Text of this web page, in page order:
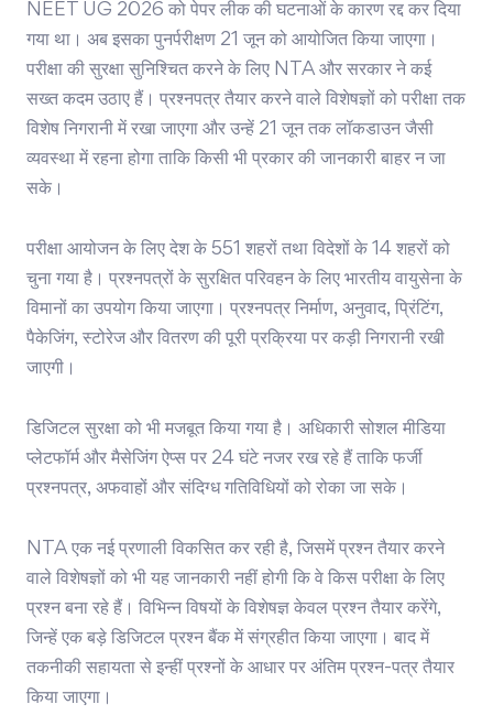
NEET UG 2026 को पेपर लीक की घटनाओं के कारण रद्द कर दिया
गया था। अब इसका पुनर्परीक्षण 21 जून को आयोजित किया जाएगा।
परीक्षा की सुरक्षा सुनिश्चित करने के लिए NTA और सरकार ने कई
सख्त कदम उठाए हैं। प्रश्नपत्र तैयार करने वाले विशेषज्ञों को परीक्षा तक
विशेष निगरानी में रखा जाएगा और उन्हें 21 जून तक लॉकडाउन जैसी
व्यवस्था में रहना होगा ताकि किसी भी प्रकार की जानकारी बाहर न जा
सके।
परीक्षा आयोजन के लिए देश के 551 शहरों तथा विदेशों के 14 शहरों को
चुना गया है। प्रश्नपत्रों के सुरक्षित परिवहन के लिए भारतीय वायुसेना के
विमानों का उपयोग किया जाएगा। प्रश्नपत्र निर्माण, अनुवाद, प्रिंटिंग,
पैकेजिंग, स्टोरेज और वितरण की पूरी प्रक्रिया पर कड़ी निगरानी रखी
जाएगी।
डिजिटल सुरक्षा को भी मजबूत किया गया है। अधिकारी सोशल मीडिया
प्लेटफॉर्म और मैसेजिंग ऐप्स पर 24 घंटे नजर रख रहे हैं ताकि फर्जी
प्रश्नपत्र, अफवाहों और संदिग्ध गतिविधियों को रोका जा सके।
NTA एक नई प्रणाली विकसित कर रही है, जिसमें प्रश्न तैयार करने
वाले विशेषज्ञों को भी यह जानकारी नहीं होगी कि वे किस परीक्षा के लिए
प्रश्न बना रहे हैं। विभिन्न विषयों के विशेषज्ञ केवल प्रश्न तैयार करेंगे,
जिन्हें एक बड़े डिजिटल प्रश्न बैंक में संग्रहीत किया जाएगा। बाद में
तकनीकी सहायता से इन्हीं प्रश्नों के आधार पर अंतिम प्रश्न-पत्र तैयार
किया जाएगा।